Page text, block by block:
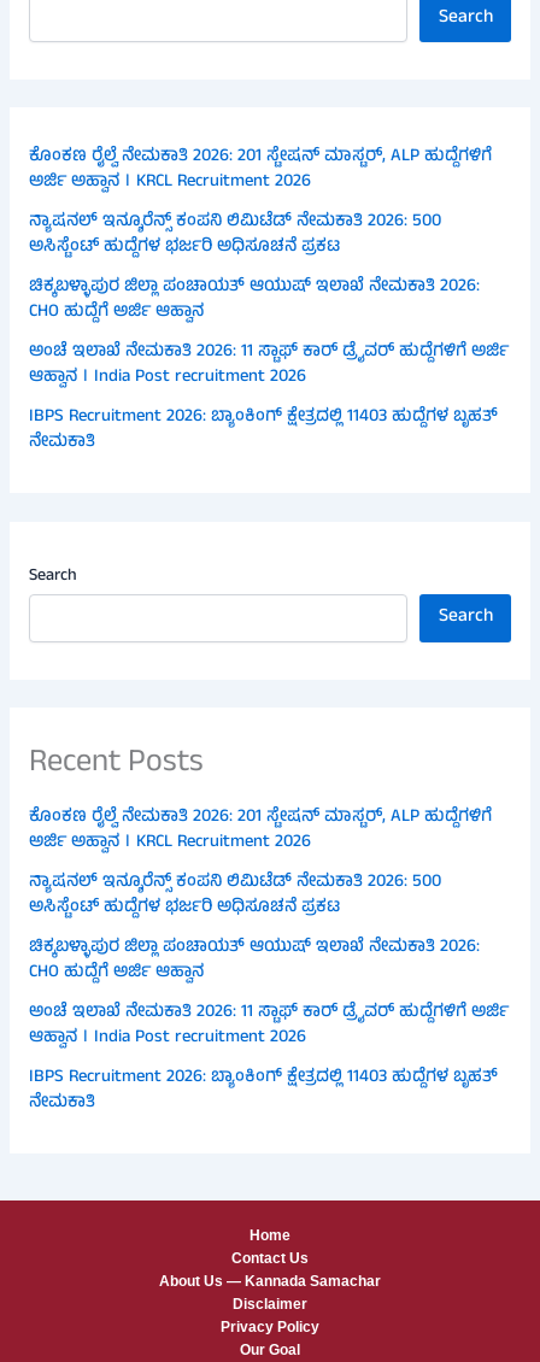
Search
ಕೊಂಕಣ ರೈಲ್ವೆ ನೇಮಕಾತಿ 2026: 201 ಸ್ಟೇಷನ್ ಮಾಸ್ಟರ್, ALP ಹುದ್ದೆಗಳಿಗೆ
ಅರ್ಜಿ ಅಹ್ವಾನ । KRCL Recruitment 2026
ನ್ಯಾಷನಲ್ ಇನ್ಶೂರೆನ್ಸ್ ಕಂಪನಿ ಲಿಮಿಟೆಡ್ ನೇಮಕಾತಿ 2026: 500
ಅಸಿಸ್ಟೆಂಟ್ ಹುದ್ದೆಗಳ ಭರ್ಜರಿ ಅಧಿಸೂಚನೆ ಪ್ರಕಟ
ಚಿಕ್ಕಬಳ್ಳಾಪುರ ಜಿಲ್ಲಾ ಪಂಚಾಯತ್ ಆಯುಷ್ ಇಲಾಖೆ ನೇಮಕಾತಿ 2026:
CHO ಹುದ್ದೆಗೆ ಅರ್ಜಿ ಆಹ್ವಾನ
ಅಂಚೆ ಇಲಾಖೆ ನೇಮಕಾತಿ 2026: 11 ಸ್ಟಾಫ್ ಕಾರ್ ಡ್ರೈವರ್ ಹುದ್ದೆಗಳಿಗೆ ಅರ್ಜಿ
ಆಹ್ವಾನ । India Post recruitment 2026
IBPS Recruitment 2026: ಬ್ಯಾಂಕಿಂಗ್ ಕ್ಷೇತ್ರದಲ್ಲಿ 11403 ಹುದ್ದೆಗಳ ಬೃಹತ್
ನೇಮಕಾತಿ
Search
Search
Recent Posts
ಕೊಂಕಣ ರೈಲ್ವೆ ನೇಮಕಾತಿ 2026: 201 ಸ್ಟೇಷನ್ ಮಾಸ್ಟರ್, ALP ಹುದ್ದೆಗಳಿಗೆ
ಅರ್ಜಿ ಅಹ್ವಾನ । KRCL Recruitment 2026
ನ್ಯಾಷನಲ್ ಇನ್ಶೂರೆನ್ಸ್ ಕಂಪನಿ ಲಿಮಿಟೆಡ್ ನೇಮಕಾತಿ 2026: 500
ಅಸಿಸ್ಟೆಂಟ್ ಹುದ್ದೆಗಳ ಭರ್ಜರಿ ಅಧಿಸೂಚನೆ ಪ್ರಕಟ
ಚಿಕ್ಕಬಳ್ಳಾಪುರ ಜಿಲ್ಲಾ ಪಂಚಾಯತ್ ಆಯುಷ್ ಇಲಾಖೆ ನೇಮಕಾತಿ 2026:
CHO ಹುದ್ದೆಗೆ ಅರ್ಜಿ ಆಹ್ವಾನ
ಅಂಚೆ ಇಲಾಖೆ ನೇಮಕಾತಿ 2026: 11 ಸ್ಟಾಫ್ ಕಾರ್ ಡ್ರೈವರ್ ಹುದ್ದೆಗಳಿಗೆ ಅರ್ಜಿ
ಆಹ್ವಾನ । India Post recruitment 2026
IBPS Recruitment 2026: ಬ್ಯಾಂಕಿಂಗ್ ಕ್ಷೇತ್ರದಲ್ಲಿ 11403 ಹುದ್ದೆಗಳ ಬೃಹತ್
ನೇಮಕಾತಿ
Home
Contact Us
About Us — Kannada Samachar
Disclaimer
Privacy Policy
Our Goal